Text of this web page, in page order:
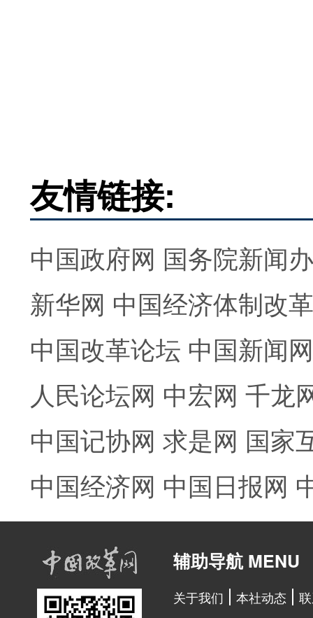
友情链接:
中国政府网 国务院新闻
新华网 中国经济体制改
中国改革论坛 中国新闻网
人民论坛网 中宏网 千龙
中国记协网 求是网 国家
中国经济网 中国日报网
辅助导航 MENU
关于我们 本社动态